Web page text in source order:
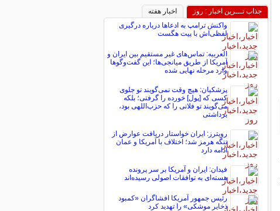
جذاب تـــرین اخبار : روز
اخبار هفته
واکنش ترامپ به ادعاها درباره درگیری
لفظی‌اش با پیت هگست
العربیه: تماس‌های غیر مستقیم بین ایران و
آمریکا از طریق میانجی‌ها؛ این گفت‌و‌گو‌ها
وارد مرحله نهایی شده
پزشکیان: هیچ وقت نمی‌گویند تو جلوی
کسی که [پول] خورده را گرفتی؛ بلکه
می‌گویند تو فلانی را که حزب‌اللهی بود،
برداشتی
رویترز: ایران خواستار دریافت عوارض از
تنگه هرمز شد؛ اختلاف با آمریکا و عمان
ادامه دارد
فیدان: ایران و آمریکا بر سر پرونده
هسته‌ای به توافقات اصولی رسیده‌اند
رئیس جمهور آمریکا افشاگران «کمبود
ذخایر موشکی» را تهدید کرد